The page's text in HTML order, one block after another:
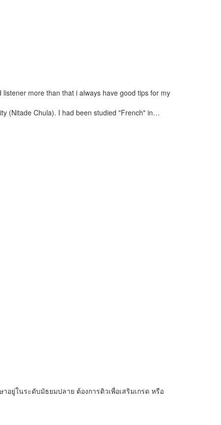
more than that i always have good tips for my
(Nitade Chula). I had been studied "French" in…
อยู่ในระดับมัธยมปลาย ต้องการติวเพื่อเสริมเกรด หรือ